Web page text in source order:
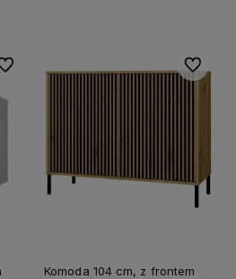
ulubionych
Komoda 104 cm, z frontem
Do